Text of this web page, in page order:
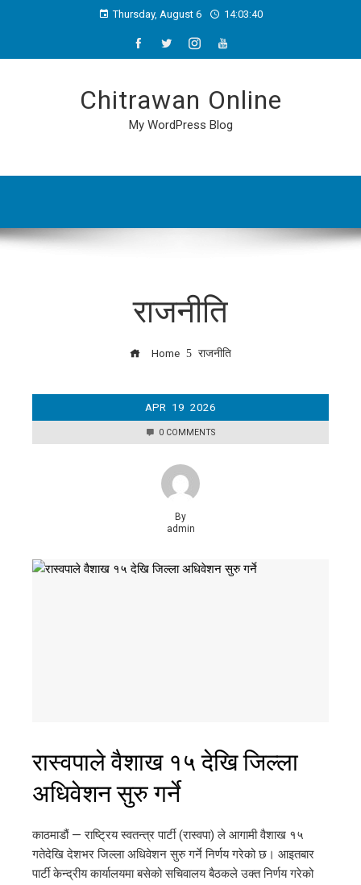
Thursday, August 6 14:03:40
Chitrawan Online
My WordPress Blog
राजनीति
Home राजनीति
APR 19 2026
0 COMMENTS
By
admin
रास्वपाले वैशाख १५ देखि जिल्ला
अधिवेशन सुरु गर्ने
काठमाडौं — राष्ट्रिय स्वतन्त्र पार्टी (रास्वपा) ले आगामी वैशाख १५
गतेदेखि देशभर जिल्ला अधिवेशन सुरु गर्ने निर्णय गरेको छ। आइतबार
पार्टी केन्द्रीय कार्यालयमा बसेको सचिवालय बैठकले उक्त निर्णय गरेको